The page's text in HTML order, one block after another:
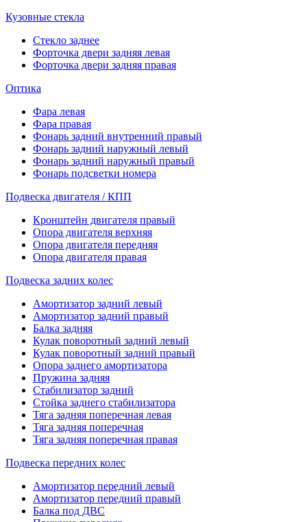
Кузовные стекла
Стекло заднее
Форточка двери задняя левая
Форточка двери задняя правая
Оптика
Фара левая
Фара правая
Фонарь задний внутренний правый
Фонарь задний наружный левый
Фонарь задний наружный правый
Фонарь подсветки номера
Подвеска двигателя / КПП
Кронштейн двигателя правый
Опора двигателя верхняя
Опора двигателя передняя
Опора двигателя правая
Подвеска задних колес
Амортизатор задний левый
Амортизатор задний правый
Балка задняя
Кулак поворотный задний левый
Кулак поворотный задний правый
Опора заднего амортизатора
Пружина задняя
Стабилизатор задний
Стойка заднего стабилизатора
Тяга задняя поперечная левая
Тяга задняя поперечная
Тяга задняя поперечная правая
Подвеска передних колес
Амортизатор передний левый
Амортизатор передний правый
Балка под ДВС